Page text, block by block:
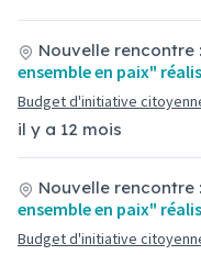
il y a 12 mois
Nouvelle rencontre :
ensemble en paix"
Budget d'initiative
Nouvelle rencontre :
ensemble en paix"
Budget d'initiative